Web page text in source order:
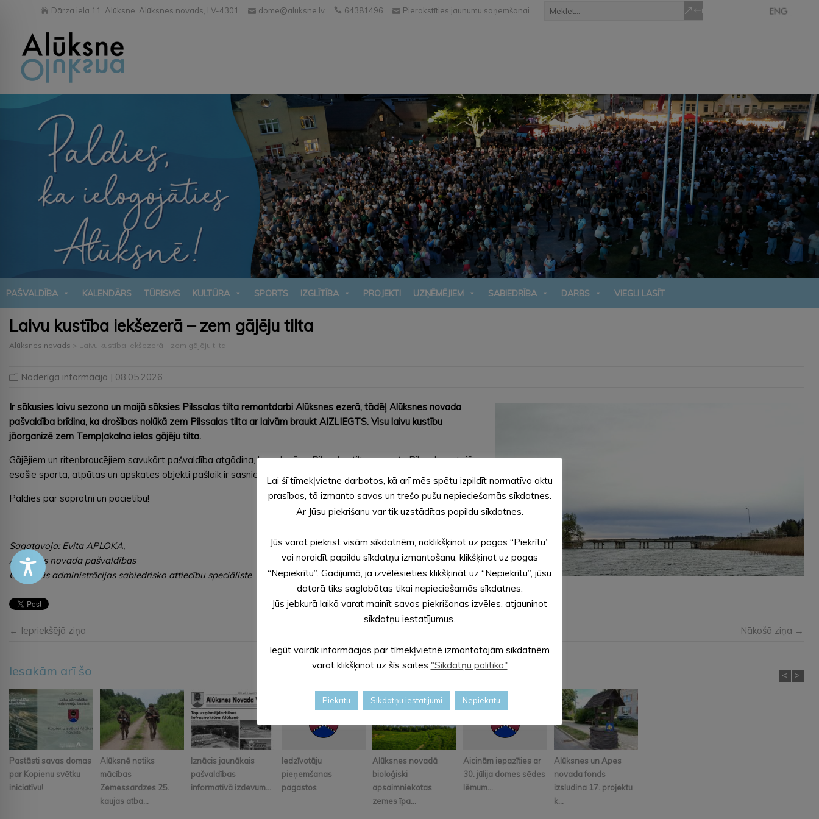
Dārza iela 11, Alūksne, Alūksnes novads, LV-4301 dome@aluksne.lv 64381496 Pierakstīties jaunumu saņemšanai
PAŠVALDĪBA KALENDĀRS TŪRISMS KULTŪRA SPORTS IZGLĪTĪBA PROJEKTI UZŅĒMĒJIEM SABIEDRĪBA DARBS VIEGLI LASĪT
Laivu kustība iekšezerā – zem gājēju tilta
Alūksnes novads > Laivu kustība iekšezerā – zem gājēju tilta
Noderīga informācija | 08.05.2026
Ir sākusies laivu sezona un maijā sāksies Pilssalas tilta remontdarbi Alūksnes ezerā, tādēļ Alūksnes novada
pašvaldība brīdina, ka drošības nolūkā zem Pilssalas tilta ar laivām braukt AIZLIEGTS. Visu laivu kustību
jāorganizē zem Tempļakalna ielas gājēju tilta.
Gājējiem un riteņbraucējiem savukārt pašvaldība atgādina, ka sakarā ar Pilssalas tilta remontu Pilssala un tajā
esošie sporta, atpūtas un apskates objekti pašlaik ir sasniedzami pa Tempļakalna gājēju tiltu.
Paldies par sapratni un pacietību!
Sagatavoja: Evita APLOKA,
Alūksnes novada pašvaldības
Centrālās administrācijas sabiedrisko attiecību speciāliste
← Iepriekšējā ziņa Nākošā ziņa →
Iesakām arī šo
Pastāsti savas domas
par Kopienu svētku
iniciatīvu!
Alūksnē notiks
mācības
Zemessardzes 25.
kaujas atba...
Iznācis jaunākais
pašvaldības
informatīvā izdevum...
Iedzīvotāju
pieņemšanas
pagastos
Alūksnes novadā
bioloģiski
apsaimniekotas
zemes īpa...
Aicinām iepazīties ar
30. jūlija domes sēdes
lēmum...
Alūksnes un Apes
novada fonds
izsludina 17. projektu
k...
< >
Lai šī tīmekļvietne darbotos, kā arī mēs spētu izpildīt normatīvo aktu
prasības, tā izmanto savas un trešo pušu nepieciešamās sīkdatnes.
Ar Jūsu piekrišanu var tik uzstādītas papildu sīkdatnes.
Jūs varat piekrist visām sīkdatnēm, noklikšķinot uz pogas “Piekrītu”
vai noraidīt papildu sīkdatņu izmantošanu, klikšķinot uz pogas
“Nepiekrītu”. Gadījumā, ja izvēlēsieties klikšķināt uz “Nepiekrītu”, jūsu
datorā tiks saglabātas tikai nepieciešamās sīkdatnes.
Jūs jebkurā laikā varat mainīt savas piekrišanas izvēles, atjauninot
sīkdatņu iestatījumus.
Iegūt vairāk informācijas par tīmekļvietnē izmantotajām sīkdatnēm
varat klikšķinot uz šīs saites "Sīkdatņu politika"
Piekrītu Sīkdatņu iestatījumi Nepiekrītu